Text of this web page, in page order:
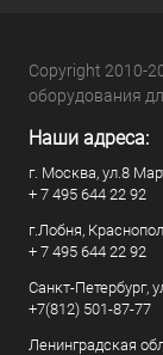
Copyright 2010-
оборудования
Наши адреса:
г. Москва, ул.8
+ 7 495 644 22 92
г.Лобня,
+ 7 495 644 22 92
Санкт-Петербург,
+7(812) 501-87-77
Ленинградская